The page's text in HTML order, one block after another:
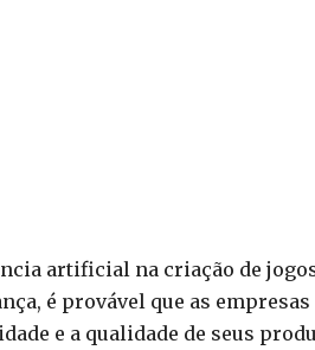
artificial na criação de
é provável que as
e a qualidade de seus